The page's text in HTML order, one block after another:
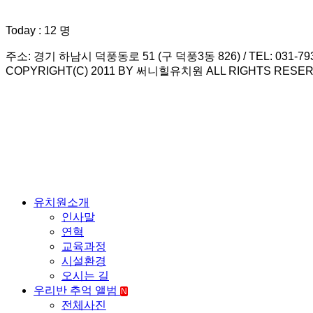
Today : 12 명
주소: 경기 하남시 덕풍동로 51 (구 덕풍3동 826) / TEL: 031-
COPYRIGHT(C) 2011 BY 써니힐유치원 ALL RIGHTS
유치원소개
인사말
연혁
교육과정
시설환경
오시는 길
우리반 추억 앨범
N
전체사진